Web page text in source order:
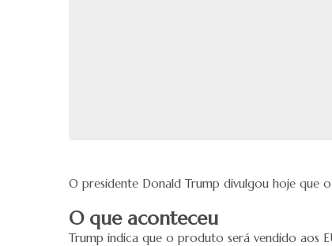
O presidente Donald Trump divulgou hoje
O que aconteceu
Trump indica que o produto será vendido aos